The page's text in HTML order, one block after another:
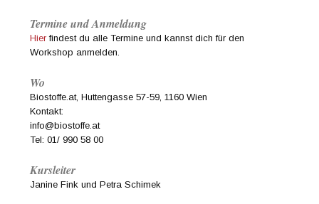
Termine und Anmeldung
Hier findest du alle Termine und kannst dich für den
Workshop anmelden.
Wo
Biostoffe.at, Huttengasse 57-59, 1160 Wien
Kontakt:
info@biostoffe.at
Tel: 01/ 990 58 00
Kursleiter
Janine Fink und Petra Schimek